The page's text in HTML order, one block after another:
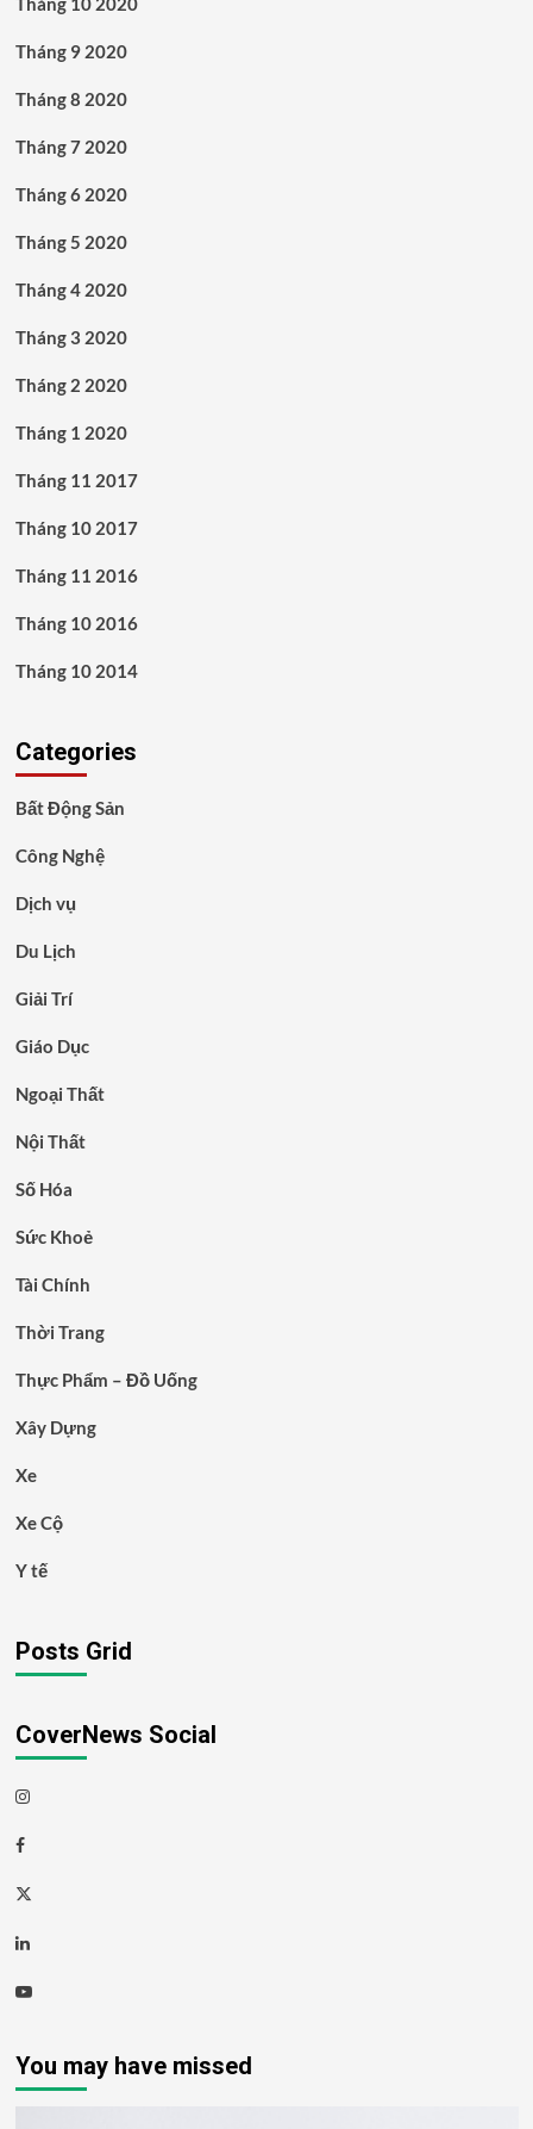
Tháng 9 2020
Tháng 8 2020
Tháng 7 2020
Tháng 6 2020
Tháng 5 2020
Tháng 4 2020
Tháng 3 2020
Tháng 2 2020
Tháng 1 2020
Tháng 11 2017
Tháng 10 2017
Tháng 11 2016
Tháng 10 2016
Tháng 10 2014
Categories
Bất Động Sản
Công Nghệ
Dịch vụ
Du Lịch
Giải Trí
Giáo Dục
Ngoại Thất
Nội Thất
Số Hóa
Sức Khoẻ
Tài Chính
Thời Trang
Thực Phẩm – Đồ Uống
Xây Dựng
Xe
Xe Cộ
Y tế
Posts Grid
CoverNews Social
Instagram
Facebook
Twitter
Linkedin
Youtube
You may have missed